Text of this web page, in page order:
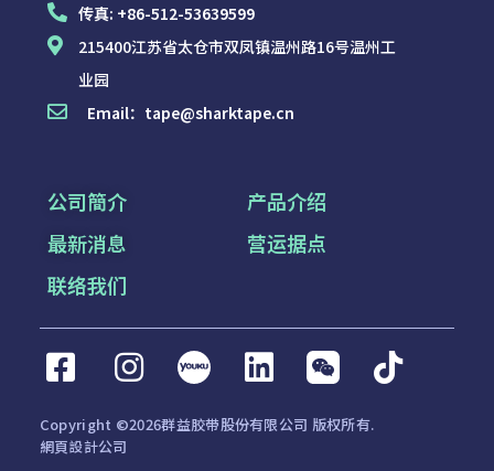
传真: +86-512-53639599
215400江苏省太仓市双凤镇温州路16号温州工
业园
Email： tape@sharktape.cn
公司簡介
产品介绍
最新消息
营运据点
联络我们
Copyright ©2026群益胶带股份有限公司 版权所有.
網頁設計公司